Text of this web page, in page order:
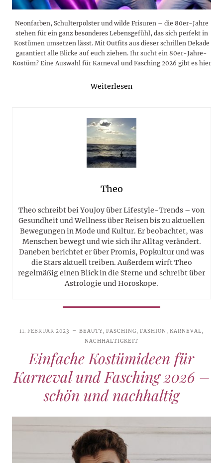
Neonfarben, Schulterpolster und wilde Frisuren – die 80er-Jahre
stehen für ein ganz besonderes Lebensgefühl, das sich perfekt in
Kostümen umsetzen lässt. Mit Outfits aus dieser schrillen Dekade
garantiert alle Blicke auf euch ziehen. Ihr sucht ein 80er-Jahre-
Kostüm? Eine Auswahl für Karneval und Fasching 2026 gibt es hier
Weiterlesen
Theo
Theo schreibt bei YouJoy über Lifestyle-Trends – von
Gesundheit und Wellness über Reisen bis zu aktuellen
Bewegungen in Mode und Kultur. Er beobachtet, was
Menschen bewegt und wie sich ihr Alltag verändert.
Daneben berichtet er über Promis, Popkultur und was
die Stars aktuell treiben. Außerdem wirft Theo
regelmäßig einen Blick in die Sterne und schreibt über
Astrologie und Horoskope.
11. FEBRUAR 2023 BEAUTY, FASCHING ,FASHION ,KARNEVAL
NACHHALTIGKEIT
Einfache Kostümideen für
Karneval und Fasching 2026 –
schön und nachhaltig